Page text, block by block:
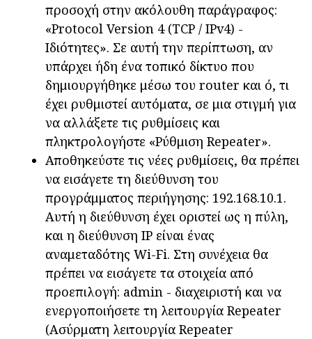
προσοχή στην ακόλουθη παράγραφος:
«Protocol Version 4 (TCP / IPv4) -
Ιδιότητες». Σε αυτή την περίπτωση, αν
υπάρχει ήδη ένα τοπικό δίκτυο που
δημιουργήθηκε μέσω του router και ό, τι
έχει ρυθμιστεί αυτόματα, σε μια στιγμή για
να αλλάξετε τις ρυθμίσεις και
πληκτρολογήστε «Ρύθμιση Repeater».
Αποθηκεύστε τις νέες ρυθμίσεις, θα πρέπει
να εισάγετε τη διεύθυνση του
προγράμματος περιήγησης: 192.168.10.1.
Αυτή η διεύθυνση έχει οριστεί ως η πύλη,
και η διεύθυνση IP είναι ένας
αναμεταδότης Wi-Fi. Στη συνέχεια θα
πρέπει να εισάγετε τα στοιχεία από
προεπιλογή: admin - διαχειριστή και να
ενεργοποιήσετε τη λειτουργία Repeater
(Ασύρματη λειτουργία Repeater